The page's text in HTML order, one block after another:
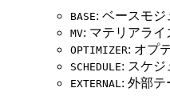
BASE: ベースモジ
MV: マテリアライ
OPTIMIZER: オプ
SCHEDULE: スケジ
EXTERNAL : 外部テ